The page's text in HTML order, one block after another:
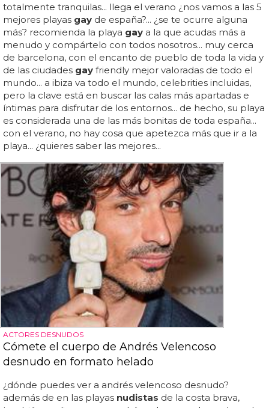
totalmente tranquilas... llega el verano ¿nos vamos a las 5
mejores playas gay de españa?... ¿se te ocurre alguna
más? recomienda la playa gay a la que acudas más a
menudo y compártelo con todos nosotros... muy cerca
de barcelona, con el encanto de pueblo de toda la vida y
de las ciudades gay friendly mejor valoradas de todo el
mundo... a ibiza va todo el mundo, celebrities incluidas,
pero la clave está en buscar las calas más apartadas e
íntimas para disfrutar de los entornos... de hecho, su playa
es considerada una de las más bonitas de toda españa...
con el verano, no hay cosa que apetezca más que ir a la
playa... ¿quieres saber las mejores...
ACTORES DESNUDOS
Cómete el cuerpo de Andrés Velencoso
desnudo en formato helado
¿dónde puedes ver a andrés velencoso desnudo?
además de en las playas nudistas de la costa brava,